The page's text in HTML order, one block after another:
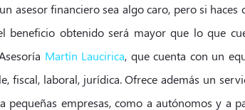
asesor financiero sea algo caro, pero si haces
beneficio obtenido será mayor que lo que
Martín Laucirica, que cuenta con un
fiscal, laboral, jurídica. Ofrece además un
pequeñas empresas, como a autónomos y a